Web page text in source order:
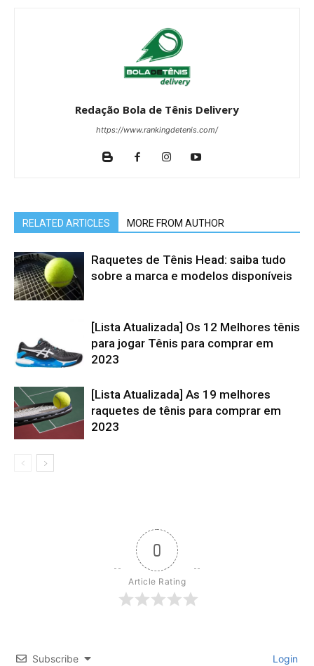
Redação Bola de Tênis Delivery
https://www.rankingdetenis.com/
RELATED ARTICLES MORE FROM AUTHOR
Raquetes de Tênis Head: saiba tudo
sobre a marca e modelos disponíveis
[Lista Atualizada] Os 12 Melhores tênis
para jogar Tênis para comprar em
2023
[Lista Atualizada] As 19 melhores
raquetes de tênis para comprar em
2023
0
Article Rating
Subscribe Login